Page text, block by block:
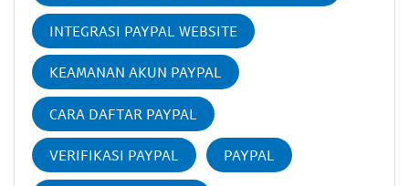
INTEGRASI PAYPAL WEBSITE
KEAMANAN AKUN PAYPAL
CARA DAFTAR PAYPAL
VERIFIKASI PAYPAL PAYPAL